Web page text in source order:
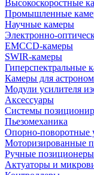
Высокоскоростные
Промышленные
Научные камеры
Электронно-
EMCCD-камеры
SWIR-камеры
Гиперспектральные
Камеры для
Модули усилителя
Аксессуары
Системы
Пьезомеханика
Опорно-поворотные
Моторизированные
Ручные позиционеры
Актуаторы и